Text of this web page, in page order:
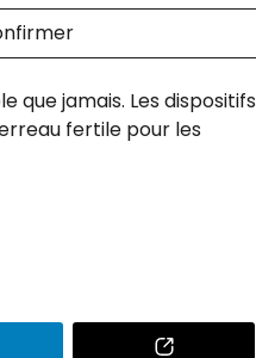
que jamais. Les dispositifs
fertile pour les